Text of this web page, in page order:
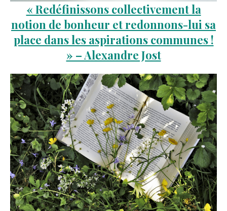
« Redéfinissons collectivement la
notion de bonheur et redonnons-lui sa
place dans les aspirations communes !
» – Alexandre Jost